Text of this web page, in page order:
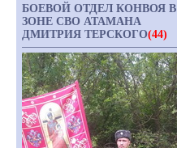
БОЕВОЙ ОТДЕЛ КОНВОЯ В
ЗОНЕ СВО АТАМАНА
ДМИТРИЯ ТЕРСКОГО(44)